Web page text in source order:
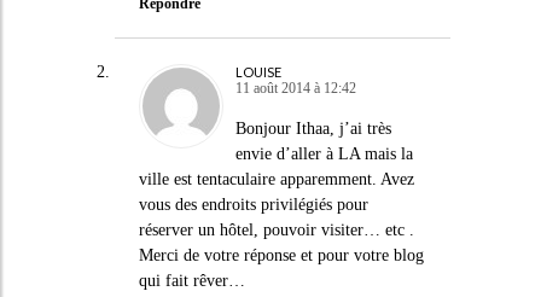
Répondre
LOUISE
11 août 2014 à 12:42
Bonjour Ithaa, j’ai très
envie d’aller à LA mais la
ville est tentaculaire apparemment. Avez
vous des endroits privilégiés pour
réserver un hôtel, pouvoir visiter… etc .
Merci de votre réponse et pour votre blog
qui fait rêver…